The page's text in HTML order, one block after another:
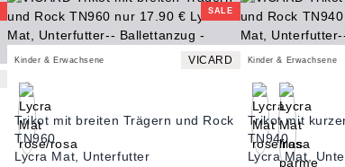
SALE
Kinder & Erwachsene VICARD
Trikot mit breiten Trägern und Rock
TN960
Lycra Mat, Unterfutter
Kinder & Erwachsene
Trikot mit
TN940
Lycra Mat,